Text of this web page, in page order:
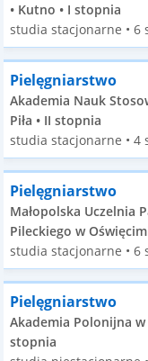
• Kutno • I stopnia
studia stacjonarne • 6
Pielęgniarstwo
Akademia Nauk
Piła • II stopnia
studia stacjonarne • 4
Pielęgniarstwo
Małopolska Uczelnia
Pileckiego w
studia stacjonarne • 6
Pielęgniarstwo
Akademia Polonijna w
stopnia